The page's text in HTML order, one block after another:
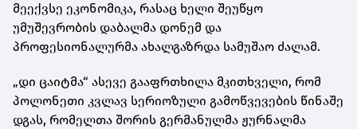
მეექვსე ეკონომიკა, რასაც ხელი შეუწყო
უმუშევრობის დაბალმა დონემ და
პროფესიონალურმა ახალგაზრდა სამუშაო ძალამ.
„დი ცაიტმა“ ასევე გააფრთხილა მკითხველი, რომ
პოლონეთი კვლავ სერიოზული გამოწვევების წინაშე
დგას, რომელთა შორის გერმანულმა ჟურნალმა